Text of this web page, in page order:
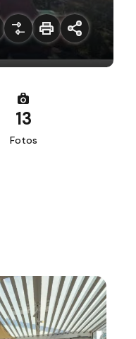
13
Fotos